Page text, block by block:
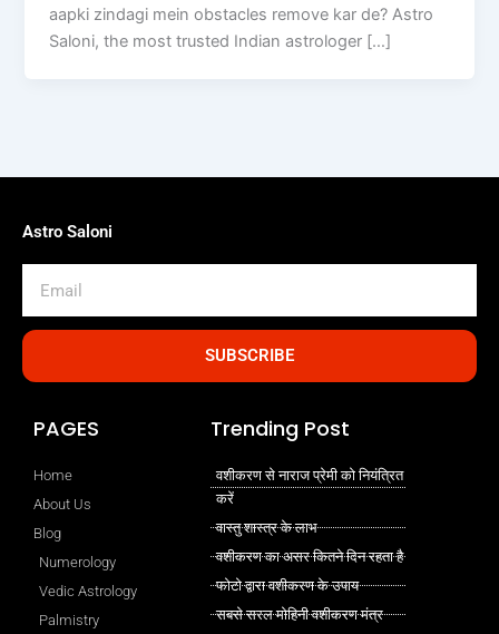
aapki zindagi mein obstacles remove kar de? Astro
Saloni, the most trusted Indian astrologer […]
Astro Saloni
SUBSCRIBE
PAGES
Home
About Us
Blog
Numerology
Vedic Astrology
Palmistry
Trending Post
वशीकरण से नाराज प्रेमी को नियंत्रित
करें
वास्तु शास्त्र के लाभ
वशीकरण का असर कितने दिन रहता है
फोटो द्वारा वशीकरण के उपाय
सबसे सरल मोहिनी वशीकरण मंत्र